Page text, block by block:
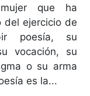
que ha
del ejercicio de
poesía, su
vocación, su
o su arma
es la...